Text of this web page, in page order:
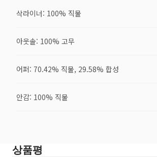
삭라이너: 100% 직물
아웃솔: 100% 고무
어퍼: 70.42% 직물, 29.58% 합성
안감: 100% 직물
상품평